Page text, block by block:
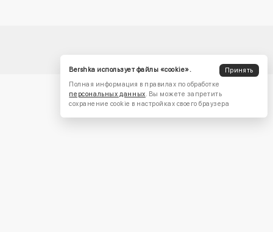
Bershka использует файлы «cookie».
Принять
Полная информация в правилах по обработке
персональных данных. Вы можете запретить
сохранение cookie в настройках своего браузера